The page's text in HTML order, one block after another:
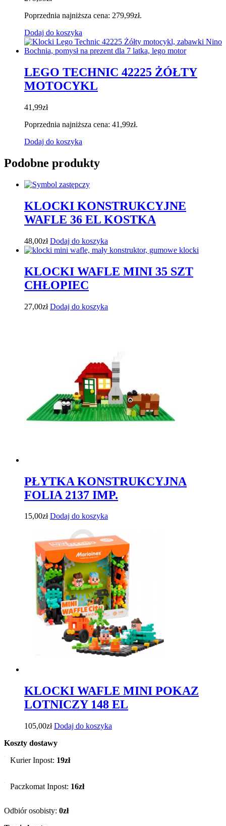
Poprzednia najniższa cena: 279,99zł.
Dodaj do koszyka
LEGO TECHNIC 42225 ŻÓŁTY
MOTOCYKL
41,99zł
Poprzednia najniższa cena: 41,99zł.
Dodaj do koszyka
Podobne produkty
KLOCKI KONSTRUKCYJNE
WAFLE 36 EL KOSTKA
48,00zł Dodaj do koszyka
KLOCKI WAFLE MINI 35 SZT
CHŁOPIEC
27,00zł Dodaj do koszyka
PŁYTKA KONSTRUKCYJNA
FOLIA 2137 IMP.
15,00zł Dodaj do koszyka
KLOCKI WAFLE MINI POKAZ
LOTNICZY 148 EL
105,00zł Dodaj do koszyka
Koszty dostawy
Kurier Inpost: 19zł
Paczkomat Inpost: 16zł
Odbiór osobisty: 0zł